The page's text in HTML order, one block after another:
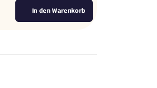
In den Warenkorb